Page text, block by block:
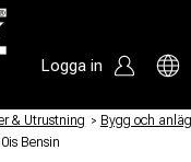
Logga in
& Utrustning / Bygg och
Bensin